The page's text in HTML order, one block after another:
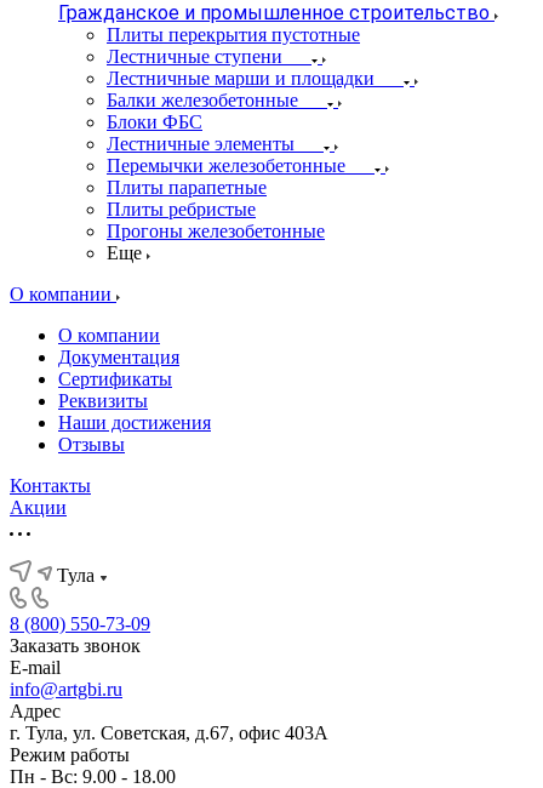
Гражданское и промышленное строительство
Плиты перекрытия пустотные
Лестничные ступени
Лестничные марши и площадки
Балки железобетонные
Блоки ФБС
Лестничные элементы
Перемычки железобетонные
Плиты парапетные
Плиты ребристые
Прогоны железобетонные
Еще
О компании
О компании
Документация
Сертификаты
Реквизиты
Наши достижения
Отзывы
Контакты
Акции
Тула
8 (800) 550-73-09
Заказать звонок
E-mail
info@artgbi.ru
Адрес
г. Тула, ул. Советская, д.67, офис 403А
Режим работы
Пн - Вс: 9.00 - 18.00